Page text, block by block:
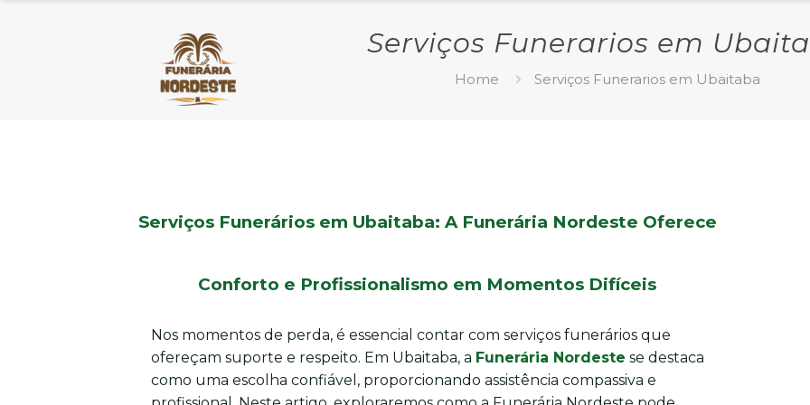
Serviços Funerarios em
Home Serviços Funerarios em Ubaitaba
Serviços Funerários em Ubaitaba: A Funerária Nordeste Oferece
Conforto e Profissionalismo em Momentos Difíceis
Nos momentos de perda, é essencial contar com serviços funerários que
ofereçam suporte e respeito. Em Ubaitaba, a Funerária Nordeste se destaca
como uma escolha confiável, proporcionando assistência compassiva e